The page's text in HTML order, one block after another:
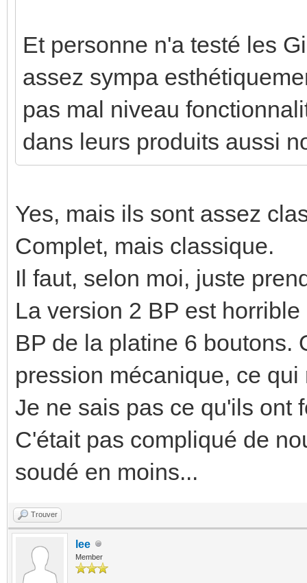
Et personne n'a testé les
assez sympa
pas mal niveau
dans leurs produits aussi
Yes, mais ils sont assez
Complet, mais classique.
Il faut, selon moi, juste
La version 2 BP est
BP de la platine 6 boutons.
pression mécanique, ce
Je ne sais pas ce qu'ils ont
C'était pas compliqué de
soudé en moins...
Trouver
lee
Member